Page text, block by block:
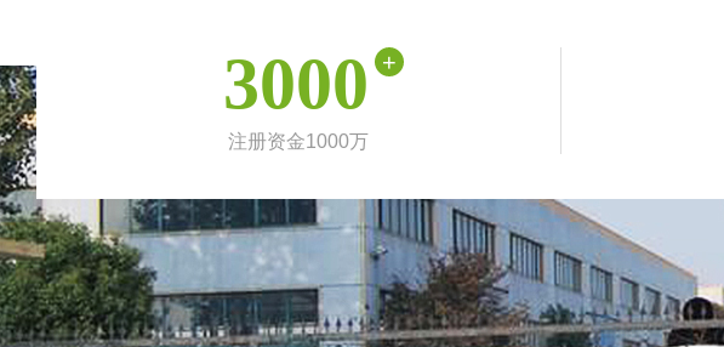
3000 +
注册资金1000万